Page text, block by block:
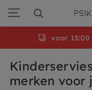
door
naar
merken voor
voor